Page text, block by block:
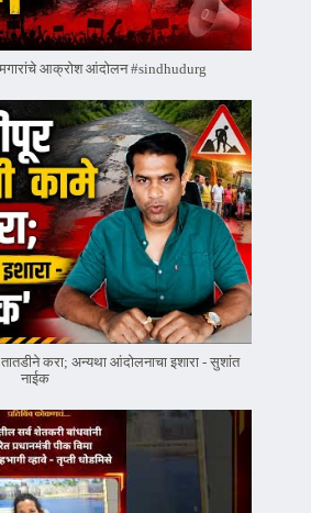
आक्रोश आंदोलन #sindhudurg
करा; अन्यथा आंदोलनाचा इशारा - सुशांत
नाईक